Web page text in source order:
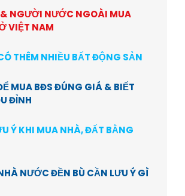
NGƯỜI NƯỚC NGOÀI MUA
VIỆT NAM
THÊM NHIỀU BẤT ĐỘNG SẢN
MUA BĐS ĐÚNG GIÁ & BIẾT
ĐỈNH
Ý KHI MUA NHÀ, ĐẤT BẰNG
NƯỚC ĐỀN BÙ CẦN LƯU Ý GÌ